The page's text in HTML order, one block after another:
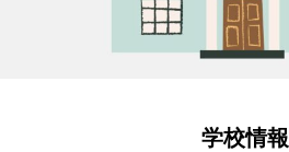
学校情報